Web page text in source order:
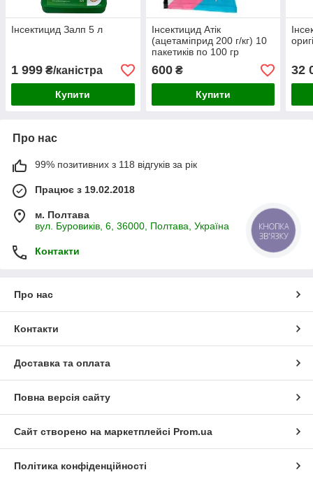
Інсектицид Залп 5 л
1 999 ₴/каністра
Купити
Інсектицид Атік
(ацетаміприд 200 г/кг) 10
пакетиків по 100 гр
600₴
Купити
32
Про нас
99% позитивних з 118 відгуків за рік
Працює з 19.02.2018
м. Полтава
вул. Буровиків, 6, 36000, Полтава, Україна
Контакти
Про нас
Контакти
Доставка та оплата
Повна версія сайту
Сайт створено на маркетплейсі Prom.ua
Політика конфіденційності
КНОПКА
ЗВ'ЯЗКУ